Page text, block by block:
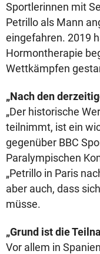
Sportlerinnen mit
Petrillo als Mann
eingefahren. 2019
Hormontherapie
Wettkämpfen
„Nach den
„Der historische
teilnimmt, ist ein
gegenüber BBC
Paralympischen
„Petrillo in Paris
aber auch, dass
müsse.
„Grund ist die
Vor allem in